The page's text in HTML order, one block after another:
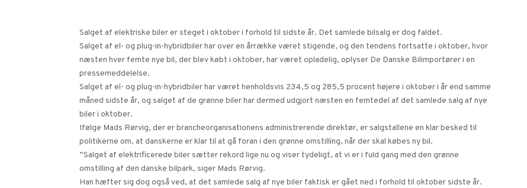
Salget af elektriske biler er steget i oktober i forhold til sidste år. Det samlede bilsalg er dog faldet.
Salget af el- og plug-in-hybridbiler har over en årrække været stigende, og den tendens fortsatte i oktober, hvor
næsten hver femte nye bil, der blev købt i oktober, har været opladelig, oplyser De Danske Bilimportører i en
pressemeddelelse.
Salget af el- og plug-in-hybridbiler har været henholdsvis 234,5 og 285,5 procent højere i oktober i år end samme
måned sidste år, og salget af de grønne biler har dermed udgjort næsten en femtedel af det samlede salg af nye
biler i oktober.
Ifølge Mads Rørvig, der er brancheorganisationens administrerende direktør, er salgstallene en klar besked til
politikerne om, at danskerne er klar til at gå foran i den grønne omstilling, når der skal købes ny bil.
”Salget af elektrificerede biler sætter rekord lige nu og viser tydeligt, at vi er i fuld gang med den grønne
omstilling af den danske bilpark, siger Mads Rørvig.
Han hæfter sig dog også ved, at det samlede salg af nye biler faktisk er gået ned i forhold til oktober sidste år.